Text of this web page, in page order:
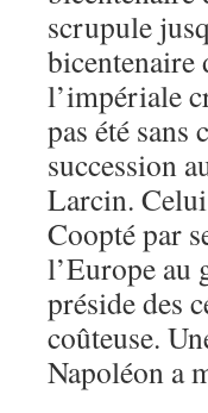
scrupule
bicentenaire
l’impériale
pas été sans
succession
Larcin.
Coopté par
l’Europe au
préside des
coûteuse.
Napoléon a